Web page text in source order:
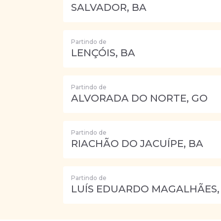
SALVADOR, BA
Partindo de
LENÇÓIS, BA
Partindo de
ALVORADA DO NORTE, GO
Partindo de
RIACHÃO DO JACUÍPE, BA
Partindo de
LUÍS EDUARDO